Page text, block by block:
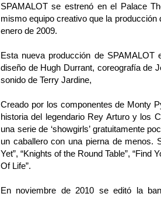
SPAMALOT se estrenó en el Palace
mismo equipo creativo que la
enero de 2009.
Esta nueva producción de
diseño de Hugh Durrant, coreografía de
sonido de Terry Jardine,
Creado por los componentes de Monty
historia del legendario Rey Arturo y los
una serie de ‘showgirls’ gratuitamente
un caballero con una pierna de menos.
Yet”, “Knights of the Round Table”,
Of Life”.
En noviembre de 2010 se editó la